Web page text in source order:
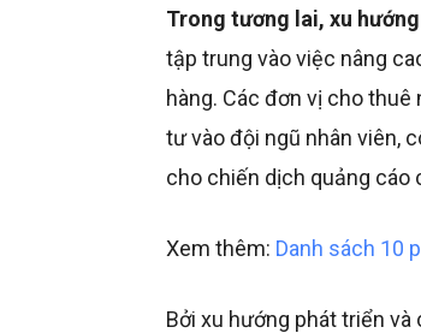
Trong tương lai, xu
tập trung vào việc nâng
hàng. Các đơn vị cho
tư vào đội ngũ nhân viên,
cho chiến dịch quảng cáo
Xem thêm: Danh sách 10
Bởi xu hướng phát triển